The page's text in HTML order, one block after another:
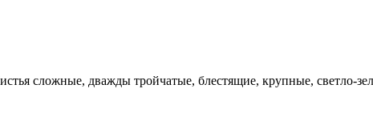
сложные, дважды тройчатые, блестящие, крупные, светло-